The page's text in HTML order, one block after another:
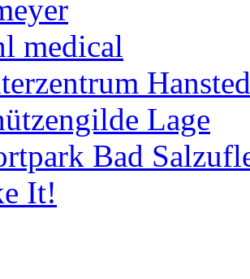
medical
Lage
Bad
It!